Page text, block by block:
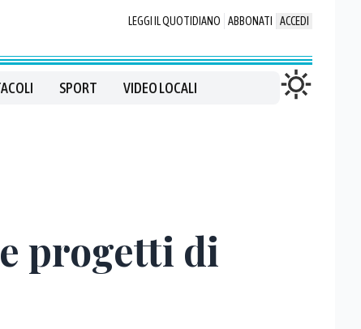
LEGGI IL QUOTIDIANO ABBONATI ACCEDI
SPORT VIDEO LOCALI
progetti di